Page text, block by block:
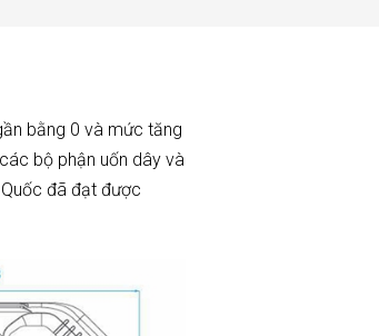
bằng 0 và mức tăng
bộ phận uốn dây và
đã đạt được